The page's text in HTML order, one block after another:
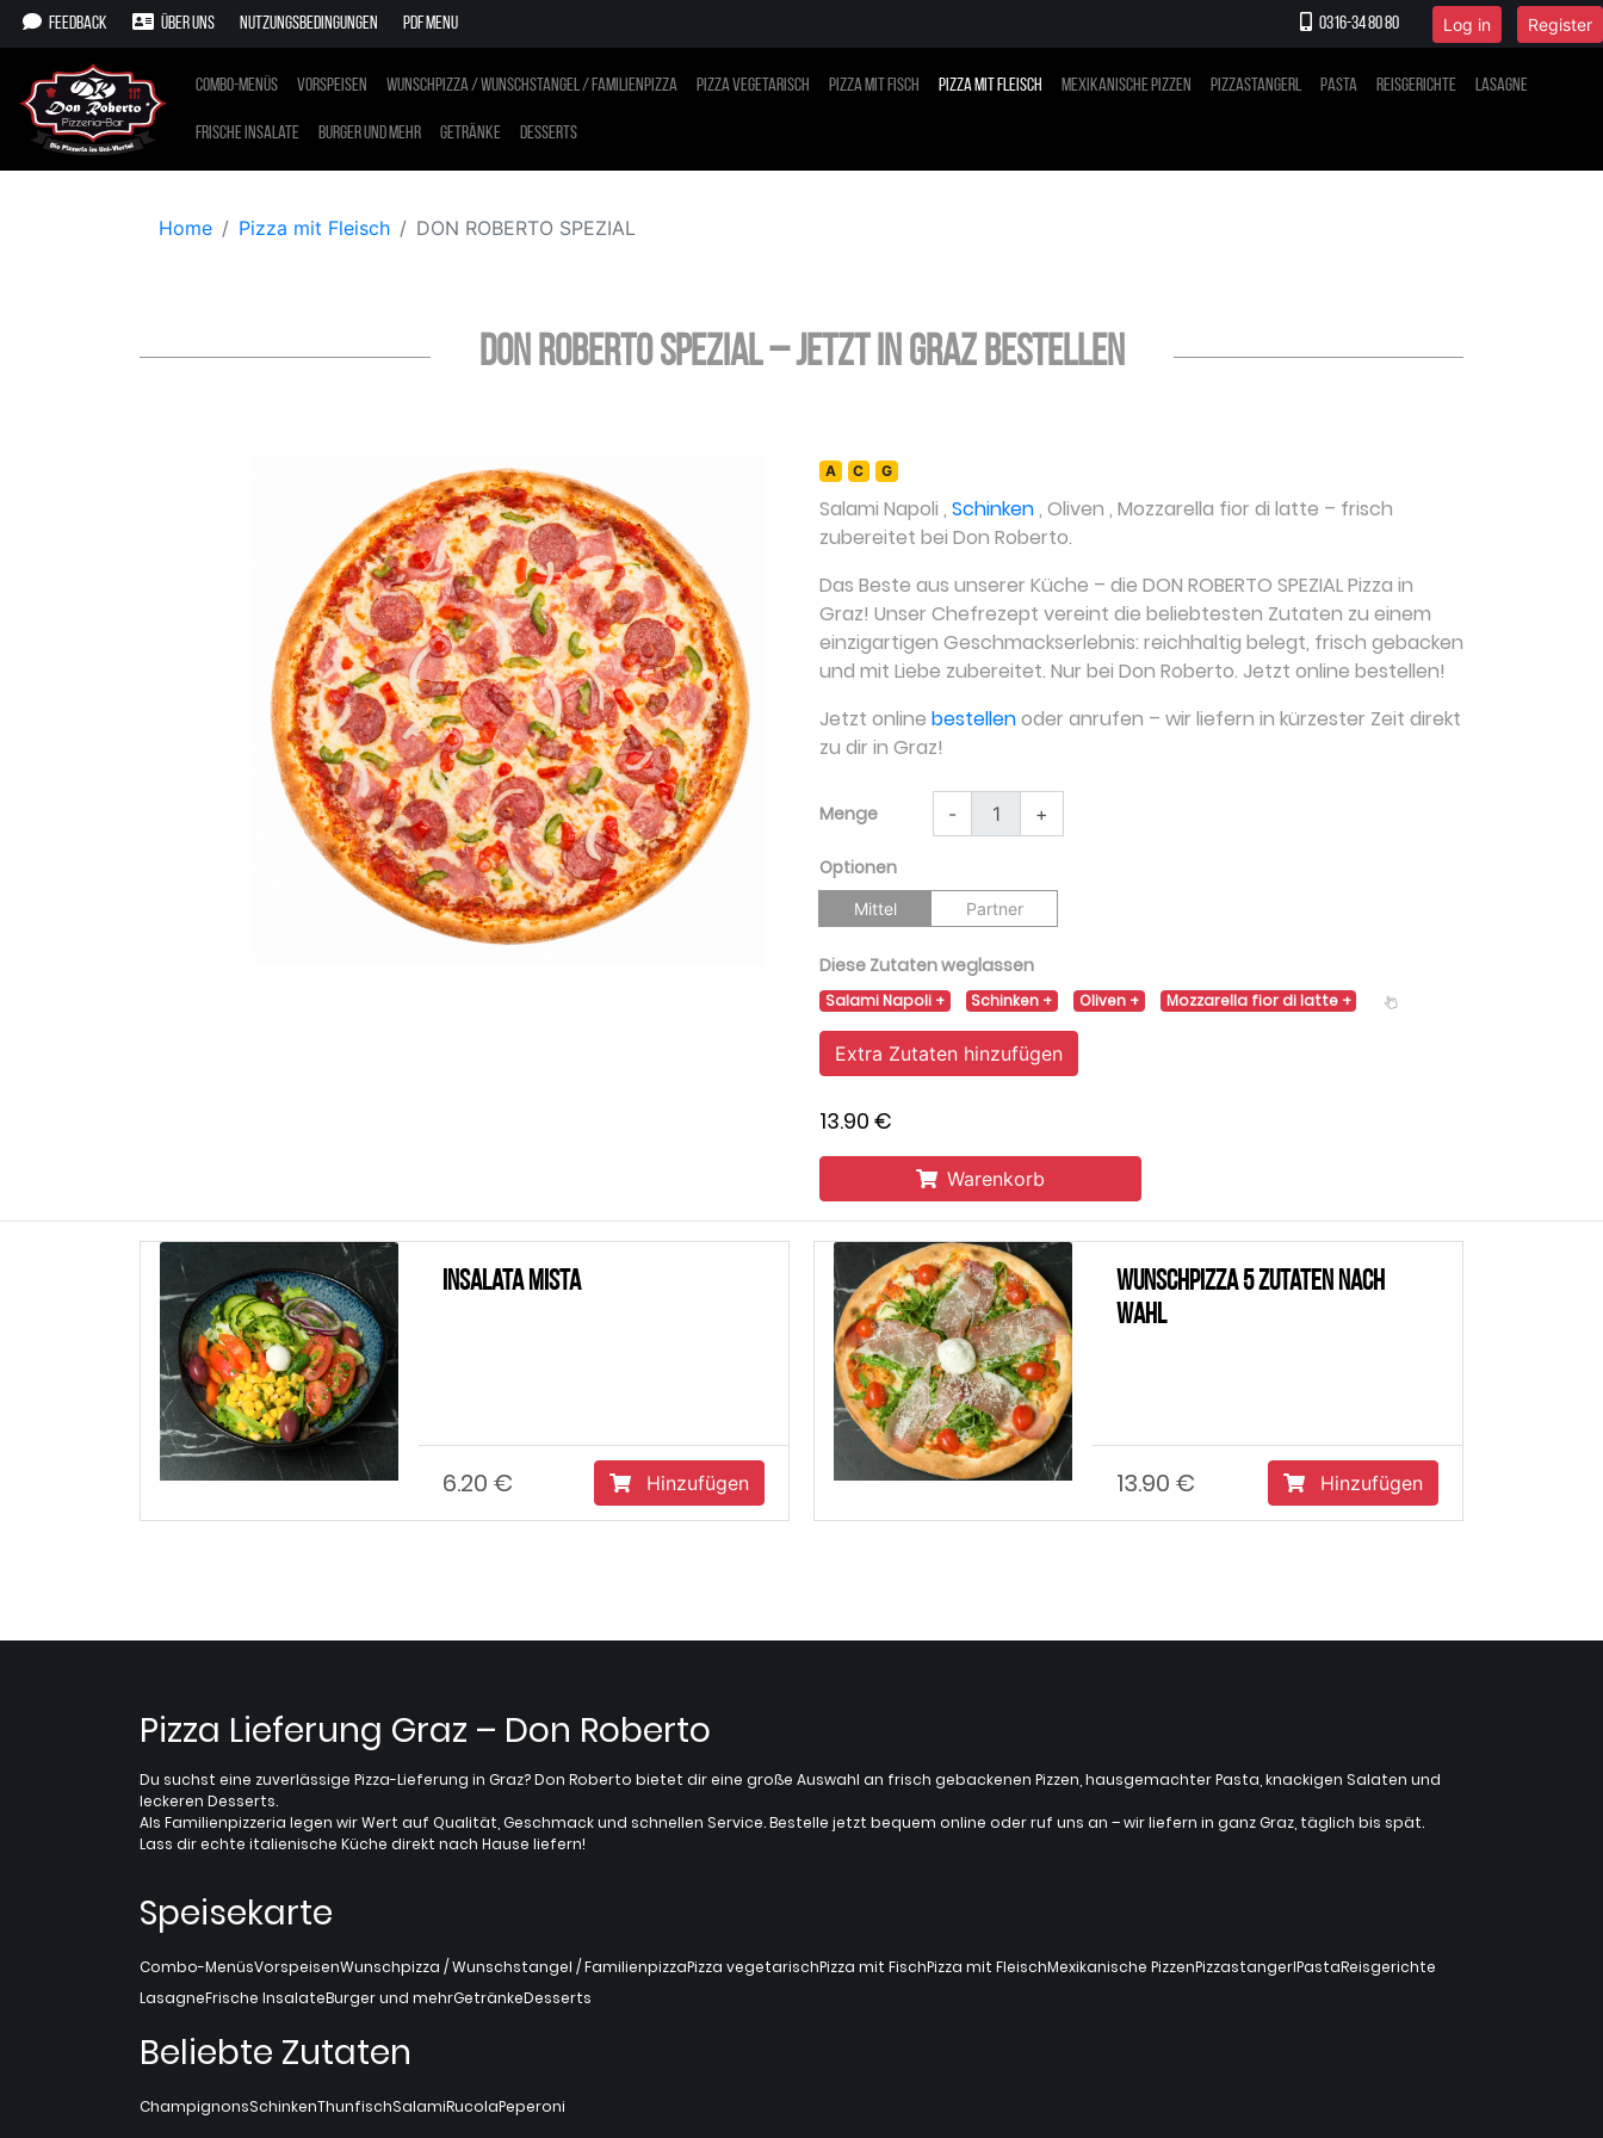
Feedback Über uns Nutzungsbedingungen PDF Menu 0316-34 80 80 Log in Register
Combo-Menüs Vorspeisen Wunschpizza / Wunschstangel / Familienpizza Pizza vegetarisch Pizza mit Fisch Pizza mit Fleisch Mexikanische Pizzen Pizzastangerl Pasta Reisgerichte Lasagne
Frische Insalate Burger und mehr Getränke Desserts
Home Pizza mit Fleisch DON ROBERTO SPEZIAL
DON ROBERTO SPEZIAL – jetzt in Graz bestellen
A C G
Salami Napoli , Schinken, Oliven , Mozzarella fior di latte – frisch
zubereitet bei Don Roberto.
Das Beste aus unserer Küche – die DON ROBERTO SPEZIAL Pizza in
Graz! Unser Chefrezept vereint die beliebtesten Zutaten zu einem
einzigartigen Geschmackserlebnis: reichhaltig belegt, frisch gebacken
und mit Liebe zubereitet. Nur bei Don Roberto. Jetzt online bestellen!
Jetzt online bestellenoder anrufen – wir liefern in kürzester Zeit direkt
zu dir in Graz!
Menge - +
Optionen
Mittel Partner
Diese Zutaten weglassen
Salami Napoli Schinken Oliven Mozzarella fior di latte
Extra Zutaten hinzufügen
13.90 €
Warenkorb
Insalata Mista
6.20 € Hinzufügen
Wunschpizza 5 Zutaten nach
Wahl
13.90 € Hinzufügen
Pizza Lieferung Graz – Don Roberto
Du suchst eine zuverlässige Pizza-Lieferung in Graz? Don Roberto bietet dir eine große Auswahl an frisch gebackenen Pizzen, hausgemachter Pasta, knackigen Salaten und
leckeren Desserts.
Als Familienpizzeria legen wir Wert auf Qualität, Geschmack und schnellen Service. Bestelle jetzt bequem online oder ruf uns an – wir liefern in ganz Graz, täglich bis spät.
Lass dir echte italienische Küche direkt nach Hause liefern!
Speisekarte
Combo-MenüsVorspeisenWunschpizza / Wunschstangel / FamilienpizzaPizza vegetarischPizza mit FischPizza mit FleischMexikanische PizzenPizzastangerlPastaReisgerichte
LasagneFrische InsalateBurger und mehrGetränkeDesserts
Beliebte Zutaten
ChampignonsSchinkenThunfischSalamiRucolaPeperoni